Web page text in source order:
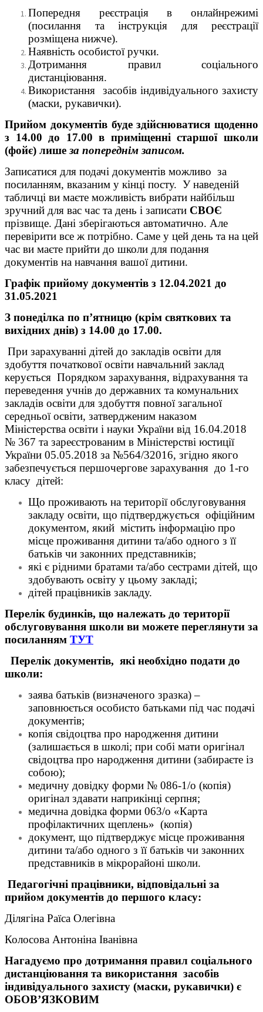
Попередня реєстрація в онлайнрежимі
(посилання та інструкція для реєстрації
розміщена нижче).
Наявність особистої ручки.
Дотримання правил соціального
дистанціювання.
Використання засобів індивідуального захисту
(маски, рукавички).
Прийом документів буде здійснюватися щоденно
з 14.00 до 17.00 в приміщенні старшої школи
(фойє) лишеза попереднім записом.
Записатися для подачі документів можливо за
посиланням, вказаним у кінці посту. У наведеній
табличці ви маєте можливість вибрати найбільш
зручний для вас час та день і записати СВОЄ
прізвище. Дані зберігаються автоматично. Але
перевірити все ж потрібно. Саме у цей день та на цей
час ви маєте прийти до школи для подання
документів на навчання вашої дитини.
Графік прийому документів з 12.04.2021 до
31.05.2021
З понеділка по п’ятницю (крім святкових та
вихідних днів) з 14.00 до 17.00.
При зарахуванні дітей до закладів освіти для
здобуття початкової освіти навчальний заклад
керується Порядком зарахування, відрахування та
переведення учнів до державних та комунальних
закладів освіти для здобуття повної загальної
середньої освіти, затвердженим наказом
Міністерства освіти і науки України від 16.04.2018
№ 367 та зареєстрованим в Міністерстві юстиції
України 05.05.2018 за №564/32016, згідно якого
забезпечується першочергове зарахування до 1-го
класу дітей:
Що проживають на території обслуговування
закладу освіти, що підтверджується офіційним
документом, який містить інформацію про
місце проживання дитини та/або одного з її
батьків чи законних представників;
які є рідними братами та/або сестрами дітей, що
здобувають освіту у цьому закладі;
дітей працівників закладу.
Перелік будинків, що належать до території
обслуговування школи ви можете переглянути за
посиланням ТУТ
Перелік документів, які необхідно подати до
школи:
заява батьків (визначеного зразка) –
заповнюється особисто батьками під час подачі
документів;
копія свідоцтва про народження дитини
(залишається в школі; при собі мати оригінал
свідоцтва про народження дитини (забираєте із
собою);
медичну довідку форми № 086-1/о (копія)
оригінал здавати наприкінці серпня;
медична довідка форми 063/о «Карта
профілактичних щеплень» (копія)
документ, що підтверджує місце проживання
дитини та/або одного з її батьків чи законних
представників в мікрорайоні школи.
Педагогічні працівники, відповідальні за
прийом документів до першого класу:
Ділягіна Раїса Олегівна
Колосова Антоніна Іванівна
Нагадуємо про дотримання правил соціального
дистанціювання та використання засобів
індивідуального захисту (маски, рукавички) є
ОБОВ’ЯЗКОВИМ